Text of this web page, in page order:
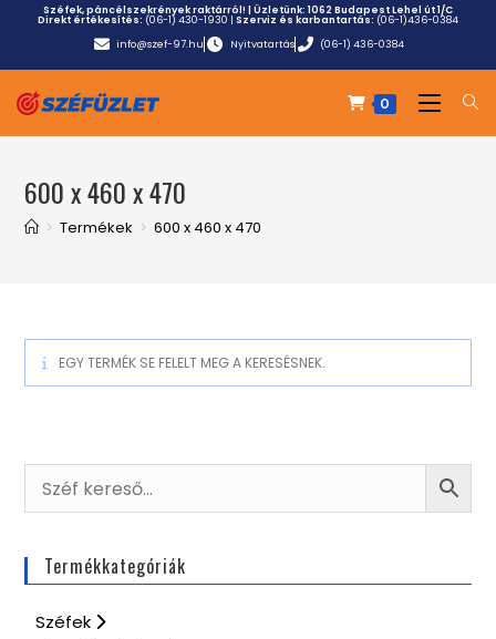
Széfek, páncélszekrények raktárról! | Üzletünk:1062 Budapest Lehel út 1/C
Direkt értékesítés: (06-1) 430-1930 | Szerviz és karbantartás: (06-1)436-0384
info@szef-97.hu
Nyitvatartás (06-1) 436-0384
0
600 x 460 x 470
> Termékek > 600 x 460 x 470
EGY TERMÉK SE FELELT MEG A KERESÉSNEK.
Termékkategóriák
Széfek